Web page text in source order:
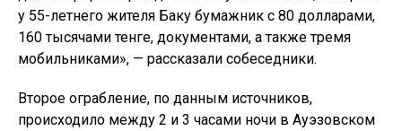
у 55-летнего жителя Баку бумажник с 80 долларами,
160 тысячами тенге, документами, а также тремя
мобильниками», — рассказали собеседники.
Второе ограбление, по данным источников,
происходило между 2 и 3 часами ночи в Ауэзовском